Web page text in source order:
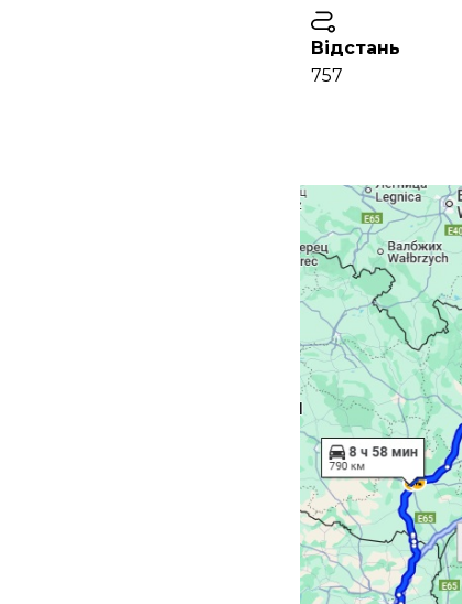
Відстань
757